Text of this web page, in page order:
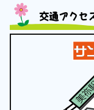
交通アクセ